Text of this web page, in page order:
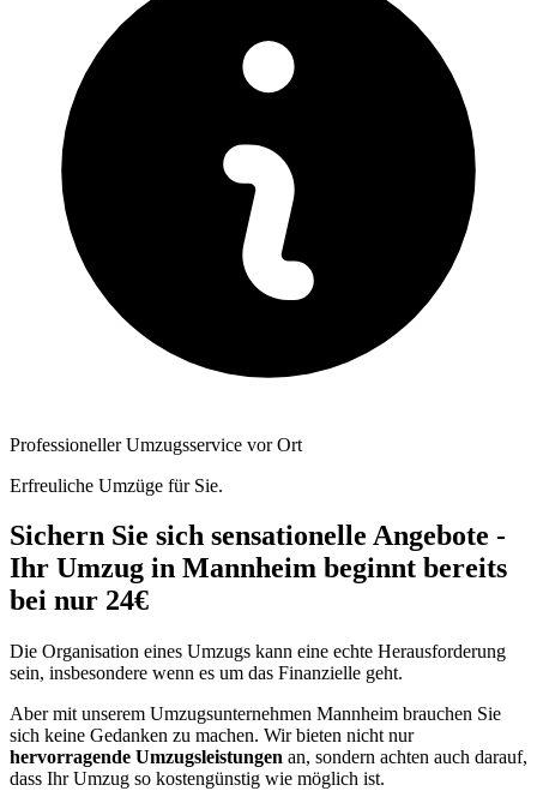
Professioneller Umzugsservice vor Ort
Erfreuliche Umzüge für Sie.
Sichern Sie sich sensationelle Angebote -
Ihr Umzug in Mannheim beginnt bereits
bei nur 24€
Die Organisation eines Umzugs kann eine echte Herausforderung
sein, insbesondere wenn es um das Finanzielle geht.
Aber mit unserem Umzugsunternehmen Mannheim brauchen Sie
sich keine Gedanken zu machen. Wir bieten nicht nur
hervorragende Umzugsleistungen an, sondern achten auch darauf,
dass Ihr Umzug so kostengünstig wie möglich ist.